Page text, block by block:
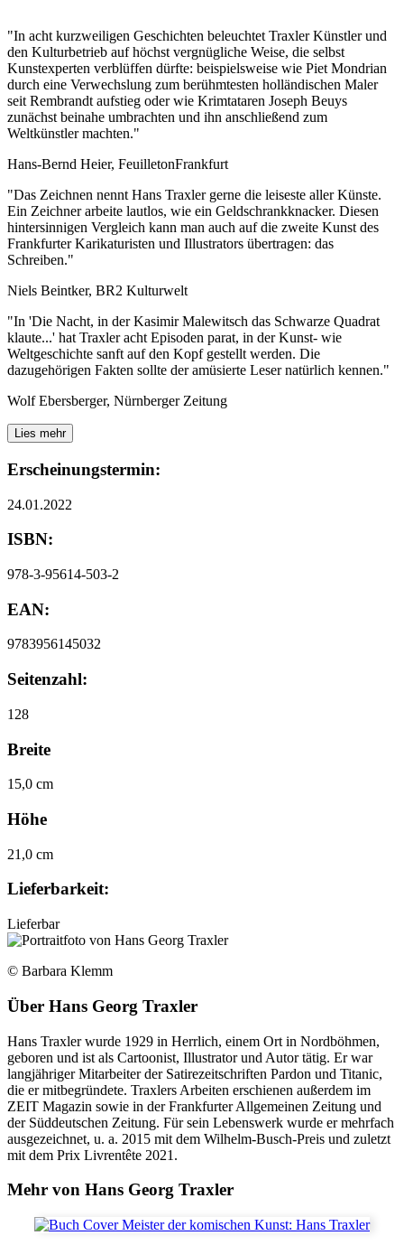
"In acht kurzweiligen Geschichten beleuchtet Traxler Künstler und
den Kulturbetrieb auf höchst vergnügliche Weise, die selbst
Kunstexperten verblüffen dürfte: beispielsweise wie Piet Mondrian
durch eine Verwechslung zum berühmtesten holländischen Maler
seit Rembrandt aufstieg oder wie Krimtataren Joseph Beuys
zunächst beinahe umbrachten und ihn anschließend zum
Weltkünstler machten."
Hans-Bernd Heier, FeuilletonFrankfurt
"Das Zeichnen nennt Hans Traxler gerne die leiseste aller Künste.
Ein Zeichner arbeite lautlos, wie ein Geldschrankknacker. Diesen
hintersinnigen Vergleich kann man auch auf die zweite Kunst des
Frankfurter Karikaturisten und Illustrators übertragen: das
Schreiben."
Niels Beintker, BR2 Kulturwelt
"In 'Die Nacht, in der Kasimir Malewitsch das Schwarze Quadrat
klaute...' hat Traxler acht Episoden parat, in der Kunst- wie
Weltgeschichte sanft auf den Kopf gestellt werden. Die
dazugehörigen Fakten sollte der amüsierte Leser natürlich kennen."
Wolf Ebersberger, Nürnberger Zeitung
Lies mehr
Erscheinungstermin:
24.01.2022
ISBN:
978-3-95614-503-2
EAN:
9783956145032
Seitenzahl:
128
Breite
15,0 cm
Höhe
21,0 cm
Lieferbarkeit:
Lieferbar
© Barbara Klemm
Über Hans Georg Traxler
Hans Traxler wurde 1929 in Herrlich, einem Ort in Nordböhmen,
geboren und ist als Cartoonist, Illustrator und Autor tätig. Er war
langjähriger Mitarbeiter der Satirezeitschriften Pardon und Titanic,
die er mitbegründete. Traxlers Arbeiten erschienen außerdem im
ZEIT Magazin sowie in der Frankfurter Allgemeinen Zeitung und
der Süddeutschen Zeitung. Für sein Lebenswerk wurde er mehrfach
ausgezeichnet, u. a. 2015 mit dem Wilhelm-Busch-Preis und zuletzt
mit dem Prix Livrentête 2021.
Mehr von Hans Georg Traxler